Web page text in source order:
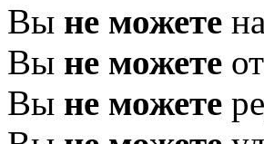
Вы не можете
Вы не можете
Вы не можете